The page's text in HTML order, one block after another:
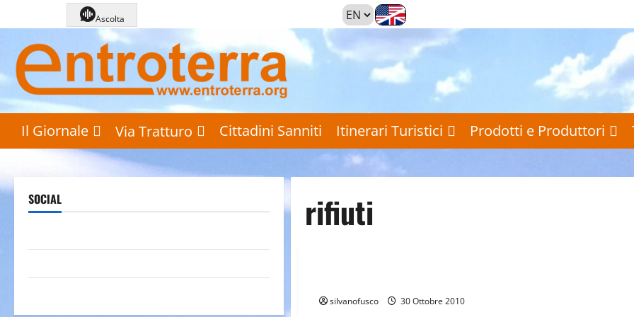
al
contenuto
Il Giornale Via Tratturo Cittadini Sanniti Itinerari Turistici Prodotti e Produttori
rifiuti
silvanofusco 30 Ottobre 2010
SOCIAL
Ascolta